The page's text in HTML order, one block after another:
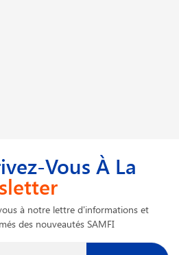
Vous À La
à notre lettre d'informations et
des nouveautés SAMFI